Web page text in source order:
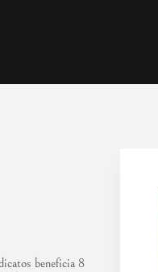
beneficia 8